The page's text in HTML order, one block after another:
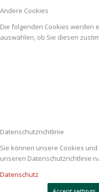
Andere Cookies
Die folgenden Cookies werden
auswählen, ob Sie diesen
Datenschutzrichtlinie
Sie können unsere Cookies
unseren Datenschutzrichtlinie
Datenschutz